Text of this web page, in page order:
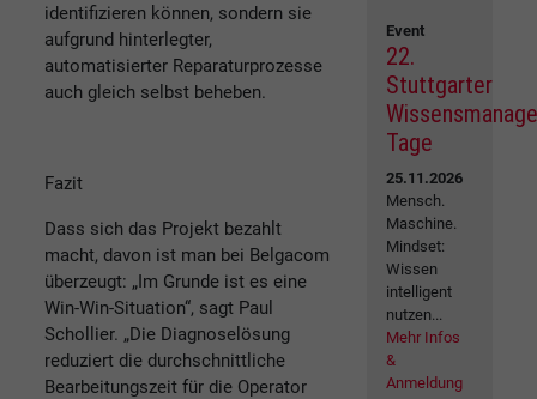
identifizieren können, sondern sie
aufgrund hinterlegter,
automatisierter Reparaturprozesse
auch gleich selbst beheben.
Fazit
Dass sich das Projekt bezahlt
macht, davon ist man bei Belgacom
überzeugt: „Im Grunde ist es eine
Win-Win-Situation“, sagt Paul
Schollier. „Die Diagnoselösung
reduziert die durchschnittliche
Bearbeitungszeit für die Operator
Event
22.
Stuttgarter
Tage
25.11.2026
Mensch.
Maschine.
Mindset:
Wissen
intelligent
nutzen...
Mehr Infos
&
Anmeldung